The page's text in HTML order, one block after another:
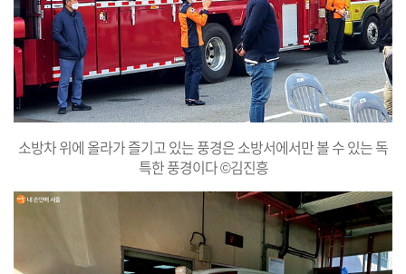
소방차 위에 올라가 즐기고 있는 풍경은 소방서에서만 볼 수 있는 독
특한 풍경이다 ©김진흥